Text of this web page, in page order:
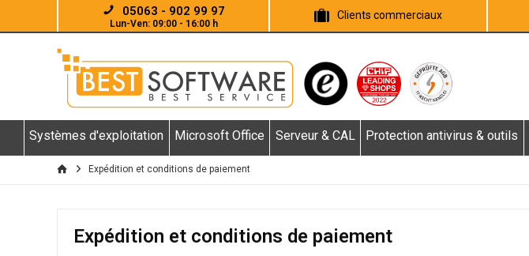
05063 - 902 99 97
Lun-Ven: 09:00 - 16:00 h
Clients commerciaux
Systèmes d'exploitation Microsoft Office Serveur & CAL Protection antivirus & outils
Expédition et conditions de paiement
Expédition et conditions de paiement